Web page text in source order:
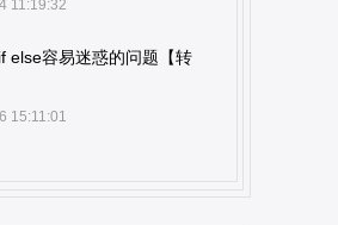
11:19:32
else容易迷惑的问题【转
15:11:01